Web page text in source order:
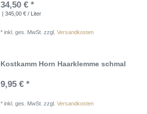
34,50 € *
| 345,00 € / Liter
*inkl. ges. MwSt. zzgl.Versandkosten
Kostkamm Horn Haarklemme schmal
9,95 € *
*inkl. ges. MwSt. zzgl.Versandkosten